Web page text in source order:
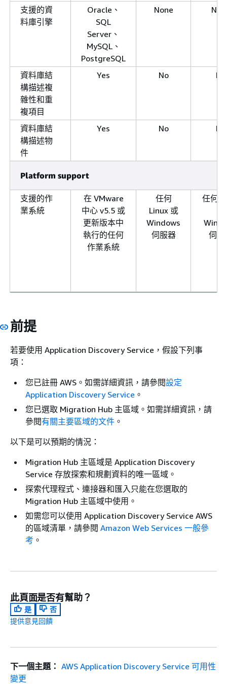
支援的資
料庫引擎
Oracle、
SQL
Server、
MySQL、
PostgreSQL
None
資料庫結
構描述複
雜性和重
複項目
Yes No No
資料庫結
構描述物
件
Yes No No
Platform support
支援的作
業系統
在 VMware
中心 v5.5 或
更新版本中
執行的任何
作業系統
任何
Linux 或
Windows
伺服器
任何
伺服
前提
若要使用 Application Discovery Service，假設下列事
項：
您已註冊 AWS。如需詳細資訊，請參閱設定
Application Discovery Service 。
您已選取 Migration Hub 主區域。如需詳細資訊，請
參閱有關主要區域的文件 。
以下是可以預期的情況：
Migration Hub 主區域是 Application Discovery
Service 存放探索和規劃資料的唯一區域。
探索代理程式、連接器和匯入只能在您選取的
Migration Hub 主區域中使用。
如需您可以使用 Application Discovery Service AWS
的區域清單，請參閱 Amazon Web Services 一般參
考 。
此頁面是否有幫助？
是
否
提供意見回饋
下一個主題： AWS Application Discovery Service 可用性
變更